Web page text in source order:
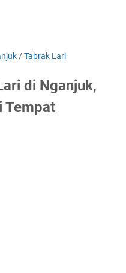
/Tabrak Lari
di Nganjuk,
Tempat